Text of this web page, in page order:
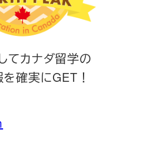
てカナダ留学の
確実にGET！